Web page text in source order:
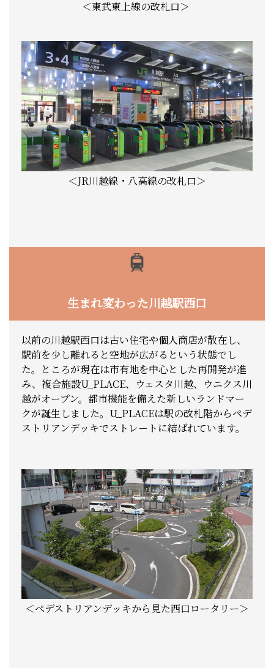
＜東武東上線の改札口＞
＜JR川越線・八高線の改札口＞
生まれ変わった川越駅西口
以前の川越駅西口は古い住宅や個人商店が散在し、
駅前を少し離れると空地が広がるという状態でし
た。ところが現在は市有地を中心とした再開発が進
み、複合施設U_PLACE、ウェスタ川越、ウニクス川
越がオープン。都市機能を備えた新しいランドマー
クが誕生しました。U_PLACEは駅の改札階からペデ
ストリアンデッキでストレートに結ばれています。
＜ぺデストリアンデッキから見た西口ロータリー＞